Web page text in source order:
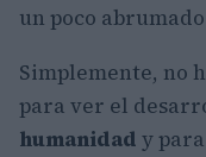
un poco
Simplemente, no
para ver el
humanidad y